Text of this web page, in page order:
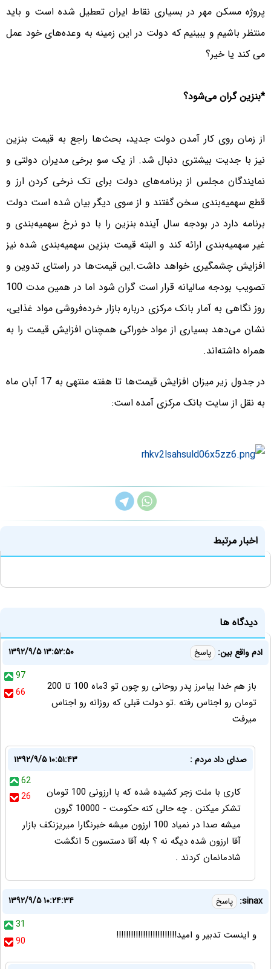
پروژه مسکن مهر در بسیاری نقاط ایران تعطیل شده است و باید
منتظر باشیم و ببینیم که دولت در این زمینه به وعده‌های خود عمل
می کند یا خیر؟
*بنزین گران می‌شود؟
از زمان روی کار آمدن دولت جدید، بحث‌ها راجع به قیمت بنزین
نیز با جدیت بیشتری دنبال شد. از یک سو برخی مدیران دولتی و
نمایندگان مجلس از برنامه‌های دولت برای تک نرخی کردن ارز و
قطع سهمیه‌بندی سخن گفتند و از سوی دیگر بیان شده است دولت
برنامه دارد در بودجه سال آینده بنزین را با دو نرخ سهمیه‌بندی و
غیر سهمیه‌بندی ارائه کند و البته قیمت بنزین سهمیه‌بندی شده نیز
افزایش چشمگیری خواهد داشت.این قیمت‌ها در راستای تدوین و
تصویب بودجه سالیانه قرار است گران شود اما در همین مدت 100
روز نگاهی به آمار بانک مرکزی درباره بازار خرده‌فروشی مواد غذایی،
نشان می‌دهد بسیاری از مواد خوراکی همچنان افزایش قیمت را به
همراه داشته‌اند.
در جدول زیر میزان افزایش قیمت‌ها تا هفته منتهی به 17 آبان ماه
به نقل از سایت بانک مرکزی آمده است:
اخبار مرتبط
دیدگاه ها
ادم واقع بین: پاسخ
۱۳۹۲/۹/۵ ۱۳:۵۲:۵۰
97
66
باز هم خدا بیامرز پدر روحانی رو چون تو 3ماه 100 تا 200
تومان رو اجناس رفته .تو دولت قبلی که روزانه رو اجناس
میرفت
صدای داد مردم :
۱۳۹۲/۹/۵ ۱۰:۵۱:۴۳
62
26
کاری با ملت زجر کشیده شده که با ارزونی 100 تومان
تشکر میکنن . چه حالی کنه حکومت - 10000 گرون
میشه صدا در نمیاد 100 ارزون میشه خبرنگارا میریزنکف بازار
آقا ارزون شده دیگه نه ؟ بله آقا دستسون 5 انگشت
شادمانمان کردند .
sinax: پاسخ
۱۳۹۲/۹/۵ ۱۰:۲۴:۳۴
31
90
و اينست تدبير و اميد!!!!!!!!!!!!!!!!!!!!!!!!!